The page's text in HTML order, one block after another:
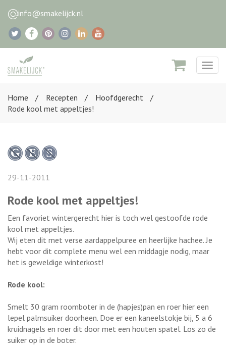
info@smakelijck.nl
Home
Recepten
Hoofdgerecht
Rode kool met appeltjes!
29-11-2011
Rode kool met appeltjes!
Een favoriet wintergerecht hier is toch wel gestoofde rode
kool met appeltjes.
Wij eten dit met verse aardappelpuree en heerlijke hachee. Je
hebt voor dit complete menu wel een middagje nodig, maar
het is geweldige winterkost!
Rode kool:
Smelt 30 gram roomboter in de (hapjes)pan en roer hier een
lepel palmsuiker doorheen. Doe er een kaneelstokje bij, 5 a 6
kruidnagels en roer dit door met een houten spatel. Los zo de
suiker op in de boter.